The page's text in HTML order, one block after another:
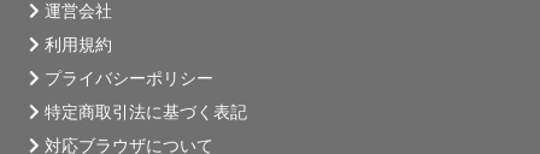
運営会社
利用規約
プライバシーポリシー
特定商取引法に基づく表記
対応ブラウザについて